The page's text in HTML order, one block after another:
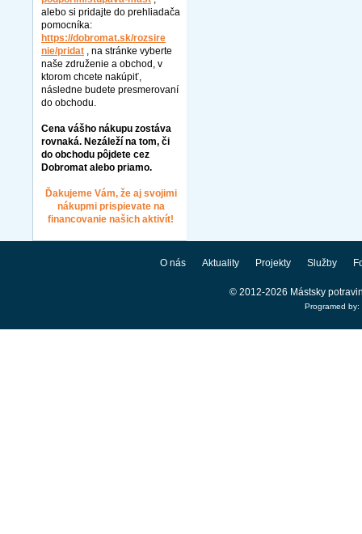
alebo si pridajte do prehliadača
pomocníka:
https://dobromat.sk/rozsire
nie/pridat , na stránke vyberte
naše združenie a obchod, v
ktorom chcete nakúpiť,
následne budete presmerovaní
do obchodu.
Cena vášho nákupu zostáva
rovnaká. Nezáleží na tom, či
do obchodu pôjdete cez
Dobromat alebo priamo.
Ďakujeme Vám, že aj svojimi
nákupmi prispievate na
financovanie našich aktivít!
O nás Aktuality Projekty Služby
© 2012-2026 Mástsky
Programed by: